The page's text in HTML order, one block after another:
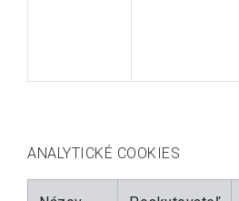
ANALYTICKÉ COOKIES